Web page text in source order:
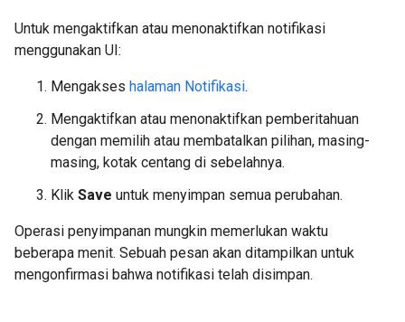
Untuk mengaktifkan atau menonaktifkan notifikasi
menggunakan UI:
Mengakses halaman Notifikasi.
Mengaktifkan atau menonaktifkan pemberitahuan
dengan memilih atau membatalkan pilihan, masing-
masing, kotak centang di sebelahnya.
Klik Save untuk menyimpan semua perubahan.
Operasi penyimpanan mungkin memerlukan waktu
beberapa menit. Sebuah pesan akan ditampilkan untuk
mengonfirmasi bahwa notifikasi telah disimpan.